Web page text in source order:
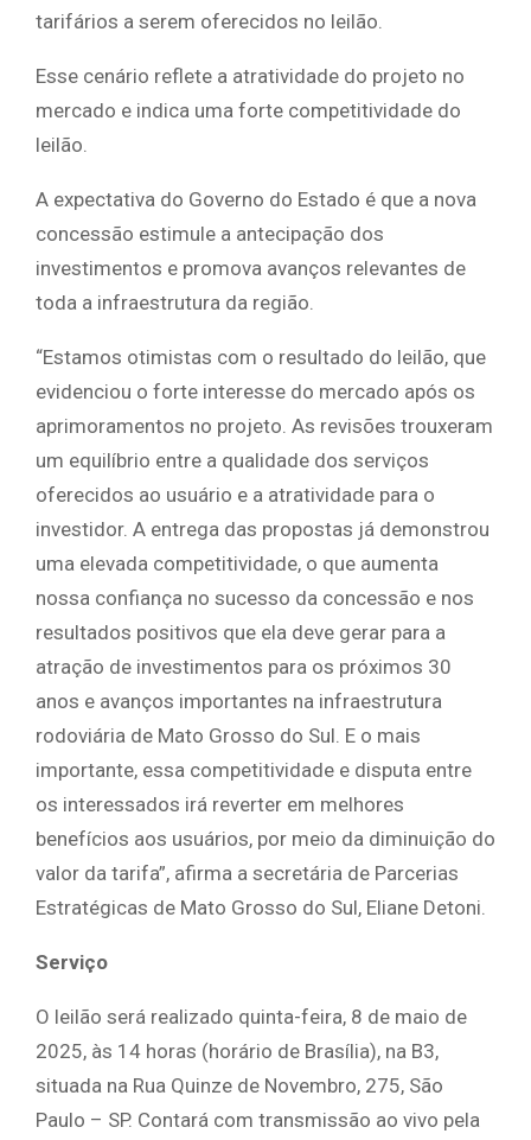
tarifários a serem oferecidos no leilão.
Esse cenário reflete a atratividade do projeto no
mercado e indica uma forte competitividade do
leilão.
A expectativa do Governo do Estado é que a nova
concessão estimule a antecipação dos
investimentos e promova avanços relevantes de
toda a infraestrutura da região.
“Estamos otimistas com o resultado do leilão, que
evidenciou o forte interesse do mercado após os
aprimoramentos no projeto. As revisões trouxeram
um equilíbrio entre a qualidade dos serviços
oferecidos ao usuário e a atratividade para o
investidor. A entrega das propostas já demonstrou
uma elevada competitividade, o que aumenta
nossa confiança no sucesso da concessão e nos
resultados positivos que ela deve gerar para a
atração de investimentos para os próximos 30
anos e avanços importantes na infraestrutura
rodoviária de Mato Grosso do Sul. E o mais
importante, essa competitividade e disputa entre
os interessados irá reverter em melhores
benefícios aos usuários, por meio da diminuição do
valor da tarifa”, afirma a secretária de Parcerias
Estratégicas de Mato Grosso do Sul, Eliane Detoni.
Serviço
O leilão será realizado quinta-feira, 8 de maio de
2025, às 14 horas (horário de Brasília), na B3,
situada na Rua Quinze de Novembro, 275, São
Paulo – SP. Contará com transmissão ao vivo pela